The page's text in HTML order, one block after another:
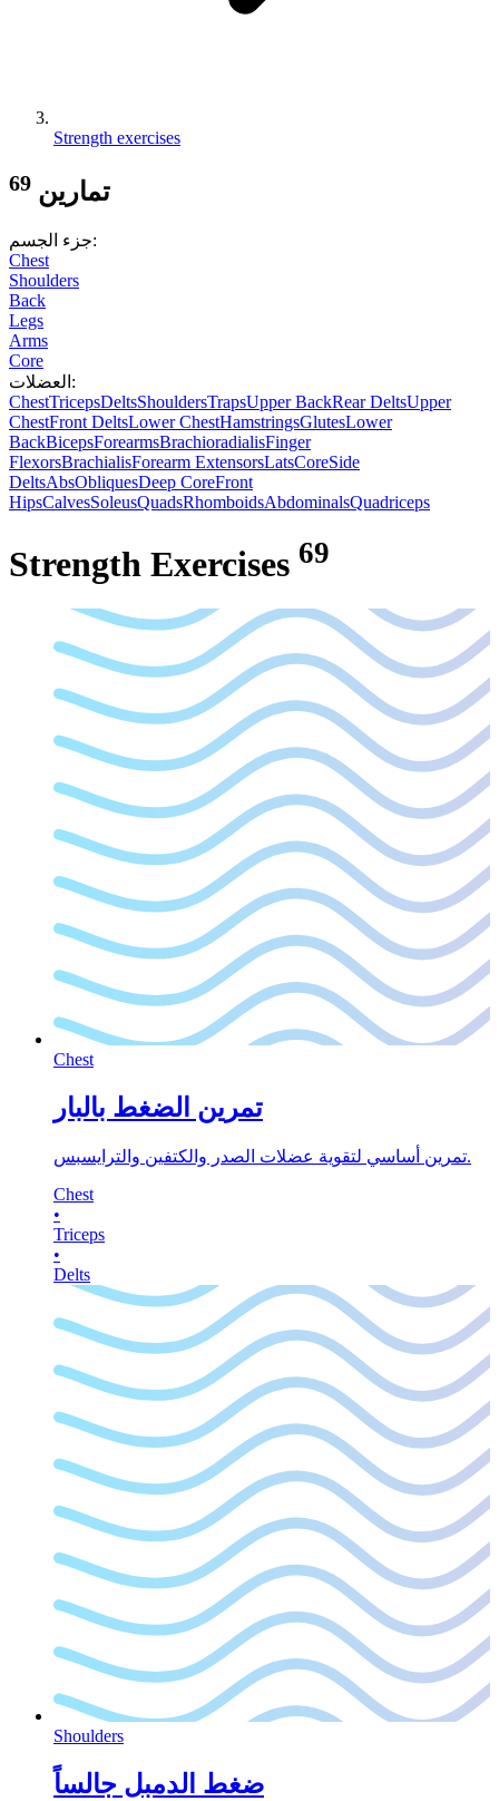
Strength exercises
تمارين 69
جزء الجسم:
Chest
Shoulders
Back
Legs
Arms
Core
العضلات :
ChestTricepsDeltsShouldersTrapsUpper BackRear DeltsUpper
ChestFront DeltsLower ChestHamstringsGlutesLower
BackBicepsForearmsBrachioradialisFinger
FlexorsBrachialisForearm ExtensorsLatsCoreSide
DeltsAbsObliquesDeep CoreFront
HipsCalvesSoleusQuadsRhomboidsAbdominalsQuadriceps
Strength Exercises 69
Chest
تمرين الضغط بالبار
تمرين أساسي لتقوية عضلات الصدر والكتفين والترايسبس.
Chest
•
Triceps
•
Delts
Shoulders
ضغط الدمبل جالساً